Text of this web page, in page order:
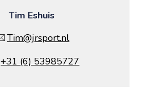
Tim Eshuis
Tim@jrsport.nl
+31 (6) 53985727